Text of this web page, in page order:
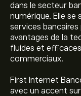
dans le secteur
numérique. Elle se
services
avantages de la
fluides et
commerciaux.
First Internet
avec un accent